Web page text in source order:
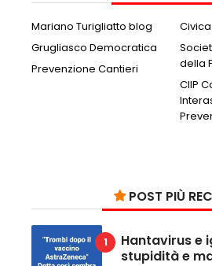
Mariano Turigliatto blog
Grugliasco Democratica
della
Prevenzione Cantieri
CIIP
POST PIÙ
Hantavirus e
stupidità e